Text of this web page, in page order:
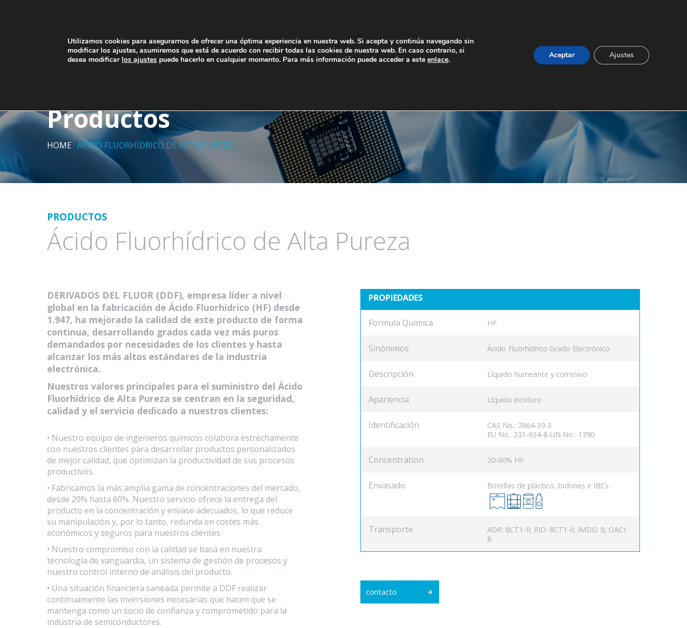
INICIO PRODUCTOS NOSOTROS RSC CONTACTO IT
Productos
HOME·ÁCIDO FLUORHÍDRICO DE ALTA PUREZA
PRODUCTOS
Ácido Fluorhídrico de Alta Pureza
DERIVADOS DEL FLUOR (DDF), empresa líder a nivel
global en la fabricación de Ácido Fluorhídrico (HF) desde
1.947, ha mejorado la calidad de este producto de forma
continua, desarrollando grados cada vez más puros
demandados por necesidades de los clientes y hasta
alcanzar los más altos estándares de la industria
electrónica.
Nuestros valores principales para el suministro del Ácido
Fluorhídrico de Alta Pureza se centran en la seguridad,
calidad y el servicio dedicado a nuestros clientes:
• Nuestro equipo de ingenieros químicos colabora estrechamente
con nuestros clientes para desarrollar productos personalizados
de mejor calidad, que optimizan la productividad de sus procesos
productivos.
• Fabricamos la más amplia gama de concentraciones del mercado,
desde 20% hasta 60%. Nuestro servicio ofrece la entrega del
producto en la concentración y envase adecuados, lo que reduce
su manipulación y, por lo tanto, redunda en costes más
económicos y seguros para nuestros clientes.
• Nuestro compromiso con la calidad se basa en nuestra
tecnología de vanguardia, un sistema de gestión de procesos y
nuestro control interno de análisis del producto.
• Una situación financiera saneada permite a DDF realizar
continuamente las inversiones necesarias que hacen que se
mantenga como un socio de confianza y comprometido para la
industria de semiconductores.
PROPIEDADES
Formula Química HF
Sinónimos Ácido Fluorhídrico Grado Electrónico
Descripción Líquido humeante y corrosivo
Apariencia Líquido incoloro
Identificación
CAS No.: 7664-39-3
EU No.: 231-634-8-UN No.: 1790
Concentration 20-60% HF
Envasado
Botellas de plástico, bidones e IBCs.
.
Transporte
ADR: 8CT1-II; RID: 8CT1-II; IMDG: 8; OACI:
8
contacto
Utilizamos cookies para asegurarnos de ofrecer una óptima experiencia en nuestra web. Si acepta y continúa navegando sin
modificar los ajustes, asumiremos que está de acuerdo con recibir todas las cookies de nuestra web. En caso contrario, si
desea modificar los ajustes puede hacerlo en cualquier momento. Para más información puede acceder a este enlace. Aceptar Ajustes